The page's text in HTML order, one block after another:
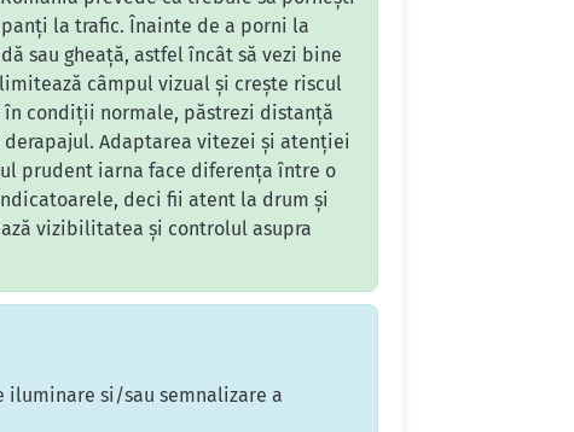
la trafic. Înainte de a porni la
sau gheață, astfel încât să vezi bine
câmpul vizual și crește riscul
în condiții normale, păstrezi distanță
Adaptarea vitezei și atenției
prudent iarna face diferența între o
deci fii atent la drum și
vizibilitatea și controlul asupra
iluminare si/sau semnalizare a